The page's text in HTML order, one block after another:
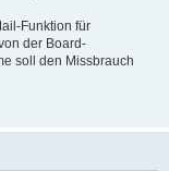
Funktion für
der Board-
soll den Missbrauch